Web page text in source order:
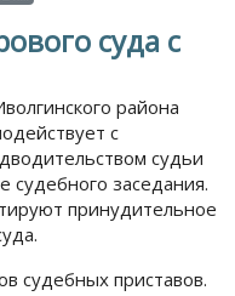
суда с
района
с
судьи
судебного заседания.
принудительное
судебных приставов.